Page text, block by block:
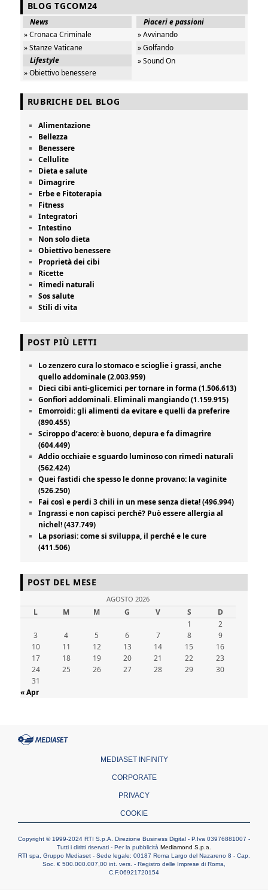
BLOG TGCOM24
News
» Cronaca Criminale
» Stanze Vaticane
Lifestyle
» Obiettivo benessere
Piaceri e passioni
» Avvinando
» Golfando
» Sound On
RUBRICHE DEL BLOG
Alimentazione
Bellezza
Benessere
Cellulite
Dieta e salute
Dimagrire
Erbe e Fitoterapia
Fitness
Integratori
Intestino
Non solo dieta
Obiettivo benessere
Proprietà dei cibi
Ricette
Rimedi naturali
Sos salute
Stili di vita
POST PIÙ LETTI
Lo zenzero cura lo stomaco e scioglie i grassi, anche
quello addominale (2.003.959)
Dieci cibi anti-glicemici per tornare in forma (1.506.613)
Gonfiori addominali. Eliminali mangiando (1.159.915)
Emorroidi: gli alimenti da evitare e quelli da preferire
(890.455)
Sciroppo d’acero: è buono, depura e fa dimagrire
(604.449)
Addio occhiaie e sguardo luminoso con rimedi naturali
(562.424)
Quei fastidi che spesso le donne provano: la vaginite
(526.250)
Fai così e perdi 3 chili in un mese senza dieta! (496.994)
Ingrassi e non capisci perché? Può essere allergia al
nichel! (437.749)
La psoriasi: come si sviluppa, il perché e le cure
(411.506)
POST DEL MESE
AGOSTO 2026
L M M G V S
D
1
2
3
4 5 6 7 8
9
10
11 12 13 14 15
16
17
18 19 20 21 22
23
24
25 26 27 28 29
30
31
« Apr
MEDIASET INFINITY
CORPORATE
PRIVACY
COOKIE
Copyright © 1999-2024 RTI S.p.A. Direzione Business Digital - P.Iva 03976881007 -
Tutti i diritti riservati - Per la pubblicità Mediamond S.p.a.
RTI spa, Gruppo Mediaset - Sede legale: 00187 Roma Largo del Nazareno 8 - Cap.
Soc. € 500.000.007,00 int. vers. - Registro delle Imprese di Roma,
C.F.06921720154